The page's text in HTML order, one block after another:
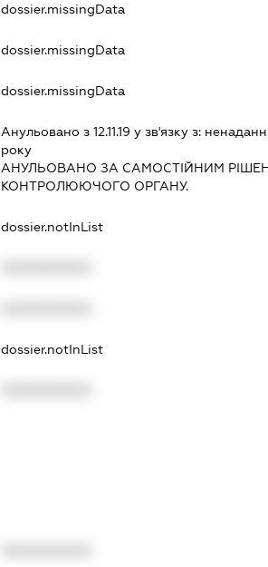
dossier.missingData
dossier.missingData
dossier.missingData
Анульовано з 12.11.19 у зв'язку з:
року
АНУЛЬОВАНО ЗА САМОСТIЙНИМ
КОНТРОЛЮЮЧОГО ОРГАНУ.
dossier.notInList
dossier.notInList